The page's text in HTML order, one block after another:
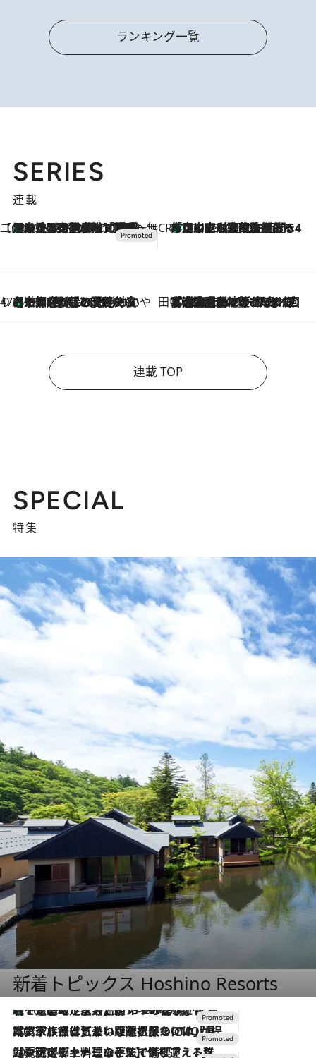
ランキング一覧
SERIES
連載
【CREA×星野リゾート】唯一無二。癒しと発見が待つ場所へ
2026.8.7
【トンボの足水浴】ヒノキの香りに包まれて涼感マックス！約13℃の湧水かけ流しを避暑地「星野温泉 トンボの湯」で体験 CREA'S CHOICE
2026.8.7
「立川にも歌舞伎があるんだよ」 片岡仁左衛門・市川中車ら豪華座組みで4年目の立川立飛歌舞伎へ
47都道府県の手みやげ ひんやりスイーツで夏を満喫
2026.8.7
【京都府】この夏絶対食べたい 冷やしておいしいおやつ3選 ひと口目から心を掴む新緑のテリーヌ 田中稲の勝手に再ブーム
2026.8.7
「湘南乃風に憧れて」観客大盛上がりの“タオル回し”に、ラッパー顔負けの高速歌唱まで…さだまさし（74）のアグレッシブすぎる現在地
連載 TOP
SPECIAL
特集
新着トピックス Hoshino Resorts
2026.8.7
【トンボの足水浴】ヒノキの香りに包まれて涼感マックス！約13℃の湧水かけ流しを避暑地「星野温泉 トンボの湯」で体験
2026.7.31
【ホテル帰省】という選択肢をOMOが提案。家族とほどよい距離を保つには「昼は実家、夜は気兼ねなくホテルで！」
2026.7.24
【夏限定ディナーコース】旬を迎える稚鮎や花ズッキーニなどをイタリア・トスカーナの郷土料理の手法で満喫！